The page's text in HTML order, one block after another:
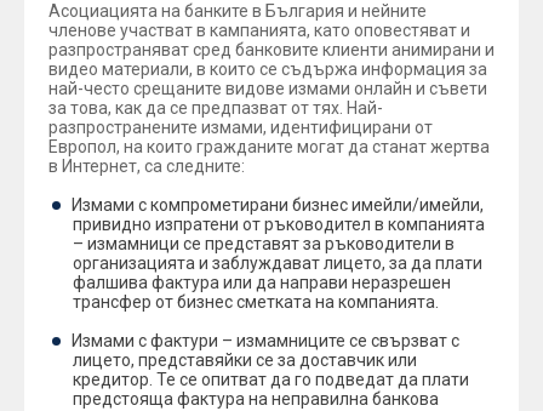
Асоциацията на банките в България и нейните
членове участват в кампанията, като оповестяват и
разпространяват сред банковите клиенти анимирани и
видео материали, в които се съдържа информация за
най-често срещаните видове измами онлайн и съвети
за това, как да се предпазват от тях. Най-
разпространените измами, идентифицирани от
Европол, на които гражданите могат да станат жертва
в Интернет, са следните:
Измами с компрометирани бизнес имейли/имейли,
привидно изпратени от ръководител в компанията
– измамници се представят за ръководители в
организацията и заблуждават лицето, за да плати
фалшива фактура или да направи неразрешен
трансфер от бизнес сметката на компанията.
Измами с фактури – измамниците се свързват с
лицето, представяйки се за доставчик или
кредитор. Те се опитват да го подведат да плати
предстояща фактура на неправилна банкова